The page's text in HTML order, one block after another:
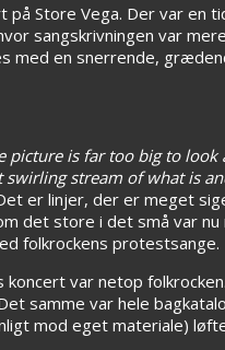
Store Vega. Der var en
sangskrivningen var
med en snerrende,
picture is far too big to look
swirling stream of what is
er linjer, der er meget
det store i det små var
folkrockens protestsange.
var netop
samme var hele
mod eget materiale)